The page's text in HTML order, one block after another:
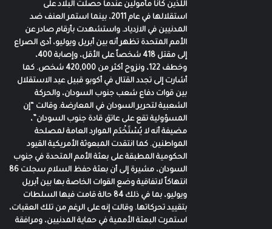
اللذين كانا مأمولين عندما حصلت البلاد على
استقلالها في عام 2011، بينما استمر العنف ضد
المدنيين في الازدياد. واستشهدت بأرقام صادر عن
الأمم المتحدة تظهر أنه بين أبريل ويوليو، أدى الصراع
إلى مقتل 418 شخصاً على الأقل، وإصابة 400،
وخطف 122، ونزوح أكثر من 420,000 شخص. كما
أشارت إلى تجدد القتال في أكوبو قبيل عيد الاستقلال
بين قوات دفاع شعب جنوب السودان، والحركة
الشعبية لتحرير السودان في المعارضة. وقالت “إن
المسؤولية تقع على عاتق قادة جنوب السودان”،
مضيفة أنه لا يُسْتَخْدَم الموارد العامة لمصلحة
المواطنين. كما انتقدت المبعوثة الأمريكية القيود
الحكومية المطبقة على بعثة الأمم المتحدة في جنوب
السودان، مشيرة إلى أن بعثة حفظ السلام سجلت 86
انتهاكاً لاتفاقية وضع القوات الخاصة بها بين أبريل
ويوليو، بما في ذلك 84 حالة قامت فيها السلطات
بتقييد تحركاتها. وقالت إنه على الرغم من تلك العقبات،
استمرت البعثة الأممية في حماية المدنيين، ومرافقة